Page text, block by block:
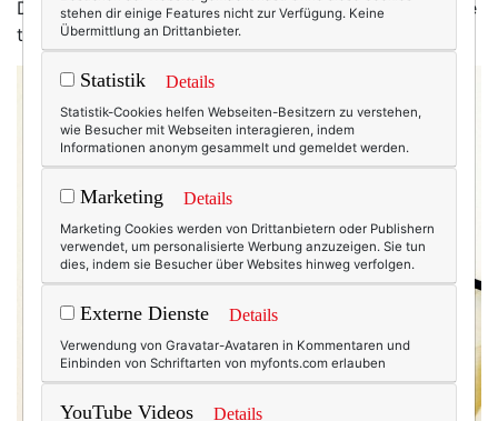
Die U-Bahn fiel aus, die Busse waren überfüllt, im Cafe
traf ich auf die übliche solariumgebräunte Arroganz.
stehen dir einige Features nicht zur Verfügung. Keine
Übermittlung an Drittanbieter.
Statistik Details
Statistik-Cookies helfen Webseiten-Besitzern zu verstehen,
wie Besucher mit Webseiten interagieren, indem
Informationen anonym gesammelt und gemeldet werden.
Marketing Details
Marketing Cookies werden von Drittanbietern oder Publishern
verwendet, um personalisierte Werbung anzuzeigen. Sie tun
dies, indem sie Besucher über Websites hinweg verfolgen.
Externe Dienste Details
Verwendung von Gravatar-Avataren in Kommentaren und
Einbinden von Schriftarten von myfonts.com erlauben
YouTube Videos Details